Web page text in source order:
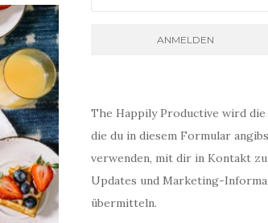
The Happily Productive wird
die du in diesem Formular
verwenden, mit dir in Kontakt
Updates und Marketing-
übermitteln.